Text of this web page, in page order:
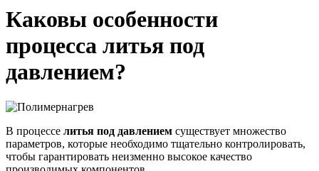
Каковы особенности
процесса литья под
давлением?
В процессе литья под давлением существует множество
параметров, которые необходимо тщательно контролировать,
чтобы гарантировать неизменно высокое качество